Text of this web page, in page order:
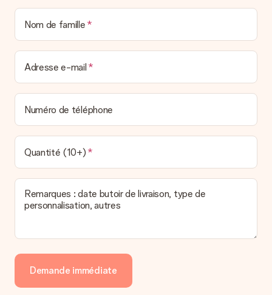
Nom de famille
Adresse e-mail
Numéro de téléphone
Quantité (10+)
Remarques : date butoir de livraison, type de
personnalisation, autres
Demande immédiate